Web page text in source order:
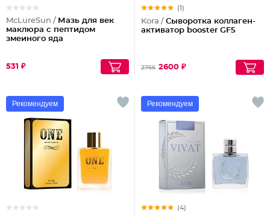
McLureSun / Мазь для век
маклюра с пептидом
змеиного яда
531 ₽
(1)
Kora / Сыворотка коллаген-
активатор booster GF5
2766 2600 ₽
Рекомендуем Рекомендуем
(4)